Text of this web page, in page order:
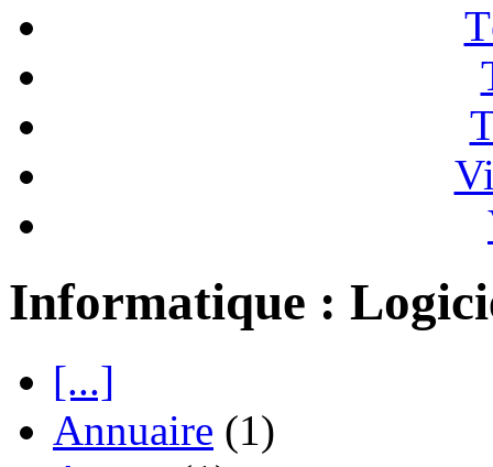
Informatique :
[...]
Annuaire (1)